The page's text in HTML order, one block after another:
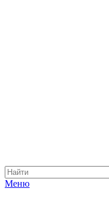
Меню